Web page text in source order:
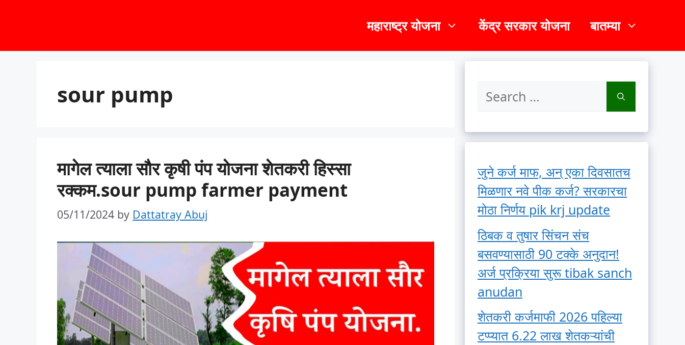
content
महाराष्ट्र योजना केंद्र सरकार योजना बातम्या
sour pump
मागेल त्याला सौर कृषी पंप योजना शेतकरी हिस्सा
रक्कम.sour pump farmer payment
05/11/2024 by Dattatray Abuj
Search
जुने कर्ज माफ, अन् एका दिवसातच
मिळणार नवे पीक कर्ज? सरकारचा
मोठा निर्णय pik krj update
ठिबक व तुषार सिंचन संच
बसवण्यासाठी 90 टक्के अनुदान!
अर्ज प्रक्रिया सुरू tibak sanch
anudan
शेतकरी कर्जमाफी 2026 पहिल्या
टप्प्यात 6.22 लाख शेतकऱ्यांची